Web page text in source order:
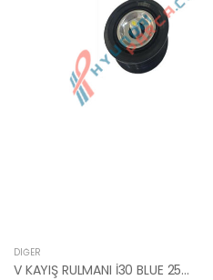
DIĞER
V KAYIŞ RULMANI İ30 BLUE 25287-2A600-GATES